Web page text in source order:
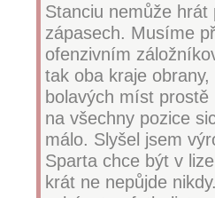
Stanciu nemůže
zápasech. Musíme
ofenzivním
tak oba kraje
bolavých míst
na všechny pozice
málo. Slyšel jsem
Sparta chce být v
krát ne nepůjde